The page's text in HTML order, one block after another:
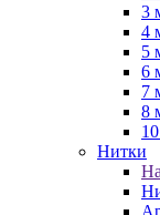
3
4
5
6
7
8
Нитки